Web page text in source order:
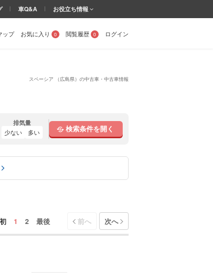
スペーシア （広島県）の中古車・中古車情報
ップ お気に入り 0 閲覧履歴 0 ログイン
車Q&A お役立ち情報
排気量
少ない 多い 検索条件を開く
1 2 最後 前へ 次へ